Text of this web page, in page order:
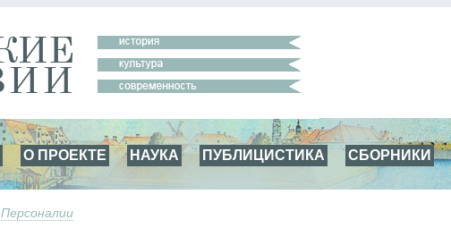
О ПРОЕКТЕ НАУКА ПУБЛИЦИСТИКА СБОРНИКИ
Персоналии